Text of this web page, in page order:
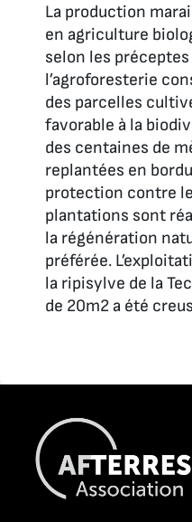
La production
en agriculture
selon les préceptes
l’agroforesterie
des parcelles
favorable à la
des centaines de
replantées en
protection contre
plantations sont
la régénération
préférée.
la ripisylve de la
de 20m2 a été